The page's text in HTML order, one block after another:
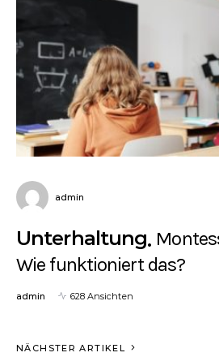
admin
Unterhaltung
Wie funktioniert das?
admin 628 Ansichten
NÄCHSTER ARTIKEL